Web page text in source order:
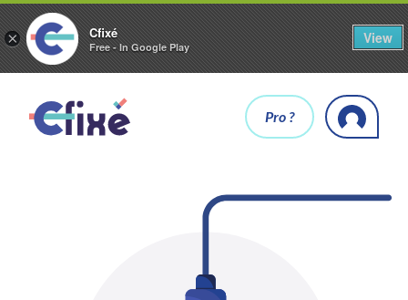
× Cfixé
Free - In Google Play
View
Pro ?